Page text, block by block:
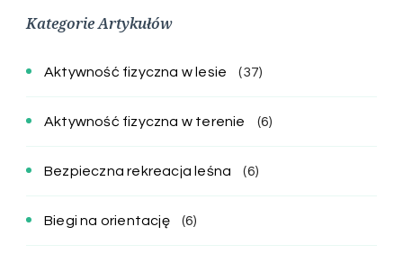
Kategorie Artykułów
Aktywność fizyczna w lesie (37)
Aktywność fizyczna w terenie (6)
Bezpieczna rekreacja leśna (6)
Biegi na orientację (6)